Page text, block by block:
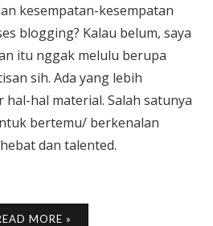
kesempatan-kesempatan
blogging? Kalau belum, saya
itu nggak melulu berupa
sih. Ada yang lebih
hal material. Salah satunya
bertemu/ berkenalan
dan talented.
MORE »